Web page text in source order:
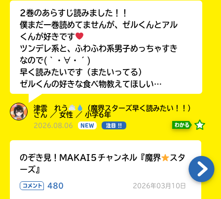
2巻のあらすじ読みました！！
僕まだ一巻読めてませんが、ゼルくんとアル
くんが好きです
ツンデレ系と、ふわふわ系男子めっちゃすき
なので(｀・∀・´)
早く読みたいです（またいってる）
ゼルくんの好きな食べ物教えてほしい…
津雲 れう
（魔界スターズ早く読みたい！！）
さん ／ 女性 ／ 小学6年
2026.08.06 NEW 注目 !! わかる
のぞき見！MAKAI５チャンネル『魔界
スタ
ーズ』
コメント 480 2026年03月10日